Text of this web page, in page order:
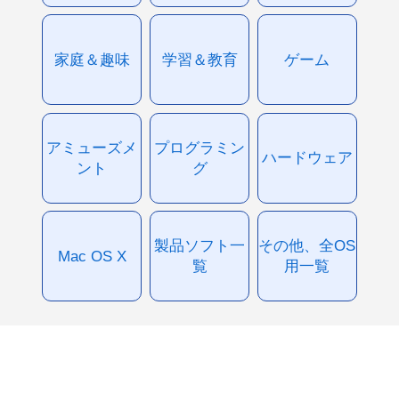
家庭＆趣味 学習＆教育 ゲーム
アミューズメ
ント
プログラミン
グ
ハードウェア
Mac OS X
製品ソフト一
覧
その他、全OS
用一覧